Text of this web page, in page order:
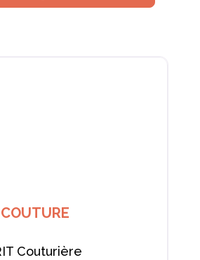
Couturière